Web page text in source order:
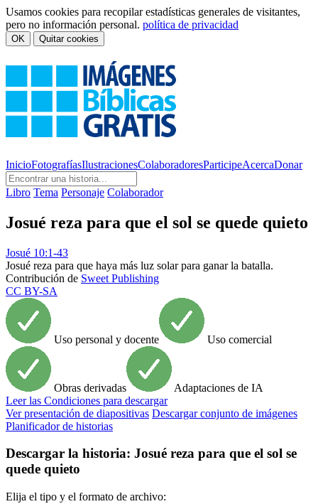
Usamos cookies para recopilar estadísticas generales de visitantes,
pero no información personal. política de privacidad
OK Quitar cookies
InicioFotografíasIlustracionesColaboradoresParticipeAcercaDonar
Libro Tema Personaje Colaborador
Josué reza para que el sol se quede quieto
Josué 10:1-43
Josué reza para que haya más luz solar para ganar la batalla.
Contribución de Sweet Publishing
CC BY-SA
Uso personal y docente Uso comercial
Obras derivadas
Adaptaciones de IA
Leerlas Condiciones para descargar
Ver presentación de diapositivas Descargar conjunto de imágenes
Planificador de historias
Descargar la historia: Josué reza para que el sol se
quede quieto
Elija el tipo y el formato de archivo: